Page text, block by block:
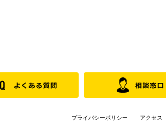
プライバシーポリシー アクセス